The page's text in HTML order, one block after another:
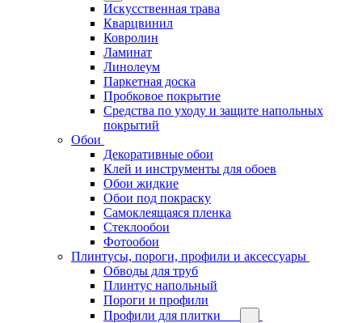
Искусственная трава
Кварцвинил
Ковролин
Ламинат
Линолеум
Паркетная доска
Пробковое покрытие
Средства по уходу и защите напольных
покрытий
Обои
Декоративные обои
Клей и инструменты для обоев
Обои жидкие
Обои под покраску
Самоклеящаяся пленка
Стеклообои
Фотообои
Плинтусы, пороги, профили и аксессуары
Обводы для труб
Плинтус напольный
Пороги и профили
Профили для плитки